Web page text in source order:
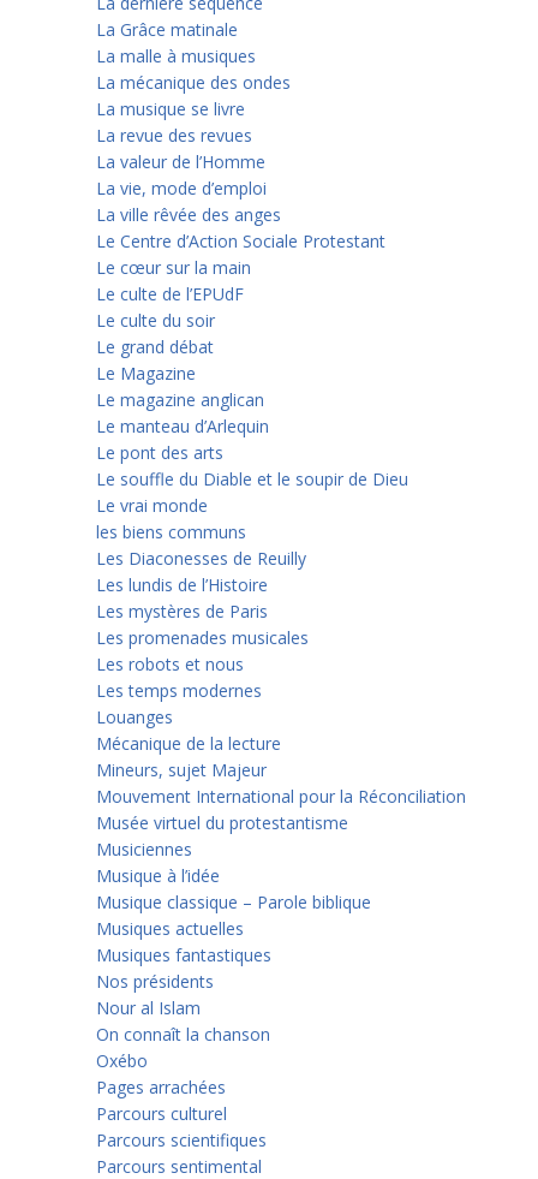
La Grâce matinale
La malle à musiques
La mécanique des ondes
La musique se livre
La revue des revues
La valeur de l’Homme
La vie, mode d’emploi
La ville rêvée des anges
Le Centre d’Action Sociale Protestant
Le cœur sur la main
Le culte de l’EPUdF
Le culte du soir
Le grand débat
Le Magazine
Le magazine anglican
Le manteau d’Arlequin
Le pont des arts
Le souffle du Diable et le soupir de Dieu
Le vrai monde
les biens communs
Les Diaconesses de Reuilly
Les lundis de l’Histoire
Les mystères de Paris
Les promenades musicales
Les robots et nous
Les temps modernes
Louanges
Mécanique de la lecture
Mineurs, sujet Majeur
Mouvement International pour la Réconciliation
Musée virtuel du protestantisme
Musiciennes
Musique à l’idée
Musique classique – Parole biblique
Musiques actuelles
Musiques fantastiques
Nos présidents
Nour al Islam
On connaît la chanson
Oxébo
Pages arrachées
Parcours culturel
Parcours scientifiques
Parcours sentimental